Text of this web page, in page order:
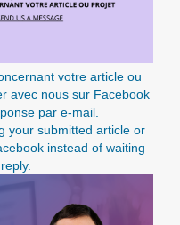
votre article ou
avec nous sur Facebook
par e-mail.
your submitted article or
instead of waiting